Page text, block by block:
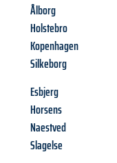
Ålborg
Holstebro
Kopenhagen
Silkeborg
Esbjerg
Horsens
Naestved
Slagelse